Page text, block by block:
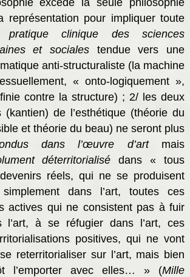
représentation pour impliquer toute
pratique clinique des sciences
et sociales tendue vers une
anti-structuraliste (la machine
« onto-logiquement »,
contre la structure) ; 2/ les deux
(kantien) de l’esthétique (théorie du
et théorie du beau) ne seront plus
dans l’œuvre d’art mais
déterritorialisédans «tous
réels, qui ne se produisent
dans l’art, toutes ces
actives qui ne consistent pas à fuir
l’art, à se réfugier dans l’art, ces
positives, qui ne vont
reterritorialiser sur l’art, mais bien
l’emporter avec elles… » (Mille